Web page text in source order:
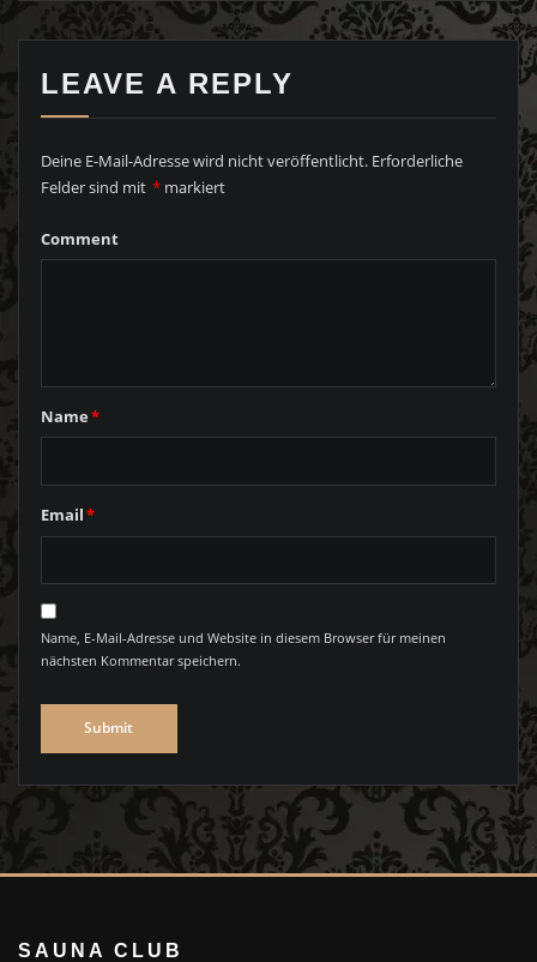
LEAVE A REPLY
Deine E-Mail-Adresse wird nicht veröffentlicht. Erforderliche
Felder sind mit * markiert
Comment
Name*
Email*
Name, E-Mail-Adresse und Website in diesem Browser für meinen
nächsten Kommentar speichern.
SAUNA CLUB